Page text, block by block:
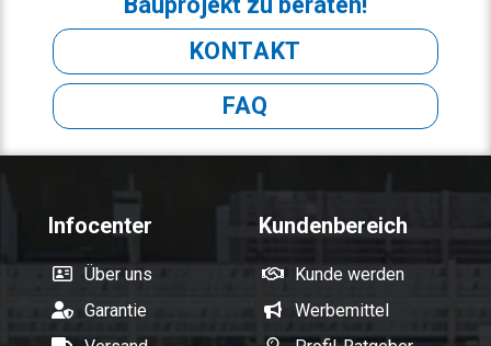
KONTAKT
FAQ
Infocenter
Über uns
Garantie
Kundenbereich
Kunde werden
Werbemittel